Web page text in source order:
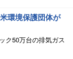
環境保護団体が
ク50万台の排気ガス